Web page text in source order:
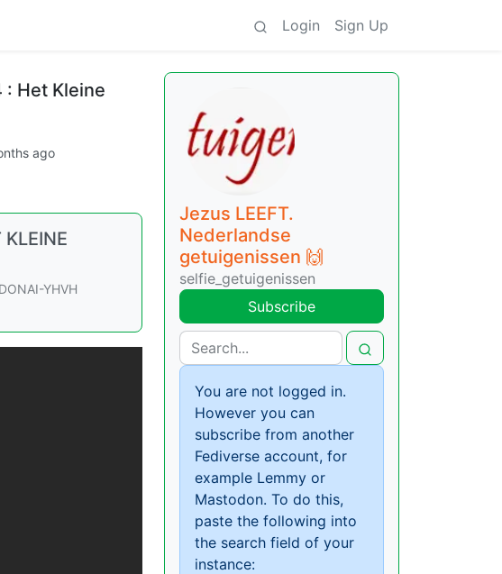
Login Sign Up
Het Kleine
ago
YHVH
Jezus LEEFT.
Nederlandse
getuigenissen 🙌
selfie_getuigenissen
Subscribe
You are not logged in.
However you can
subscribe from another
Fediverse account, for
example Lemmy or
Mastodon. To do this,
paste the following into
the search field of your
instance: